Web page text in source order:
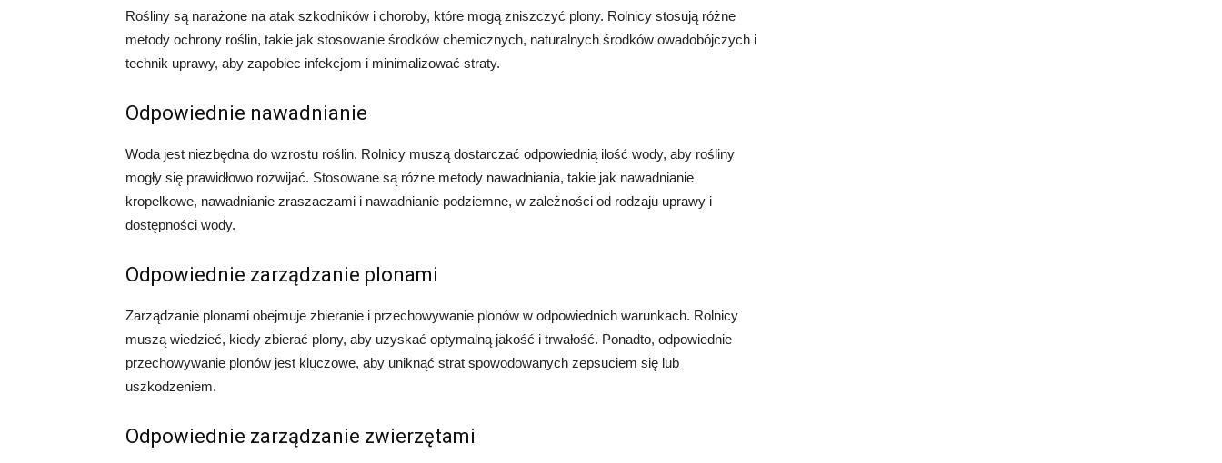
Rośliny są narażone na atak szkodników i choroby, które mogą zniszczyć plony. Rolnicy stosują różne
metody ochrony roślin, takie jak stosowanie środków chemicznych, naturalnych środków owadobójczych i
technik uprawy, aby zapobiec infekcjom i minimalizować straty.
Odpowiednie nawadnianie
Woda jest niezbędna do wzrostu roślin. Rolnicy muszą dostarczać odpowiednią ilość wody, aby rośliny
mogły się prawidłowo rozwijać. Stosowane są różne metody nawadniania, takie jak nawadnianie
kropelkowe, nawadnianie zraszaczami i nawadnianie podziemne, w zależności od rodzaju uprawy i
dostępności wody.
Odpowiednie zarządzanie plonami
Zarządzanie plonami obejmuje zbieranie i przechowywanie plonów w odpowiednich warunkach. Rolnicy
muszą wiedzieć, kiedy zbierać plony, aby uzyskać optymalną jakość i trwałość. Ponadto, odpowiednie
przechowywanie plonów jest kluczowe, aby uniknąć strat spowodowanych zepsuciem się lub
uszkodzeniem.
Odpowiednie zarządzanie zwierzętami